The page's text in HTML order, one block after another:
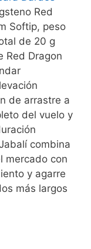
Red
Softip, peso
de 20 g
Red Dragon
de arrastre a
del vuelo y
combina
mercado con
y agarre
más largos